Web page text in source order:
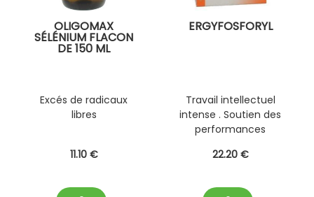
OLIGOMAX
SÉLÉNIUM FLACON
DE 150 ML
Excés de radicaux
libres
11.10 €
ERGYFOSFORYL
Travail intellectuel
intense . Soutien des
performances
étudiant sénior)
22.20 €